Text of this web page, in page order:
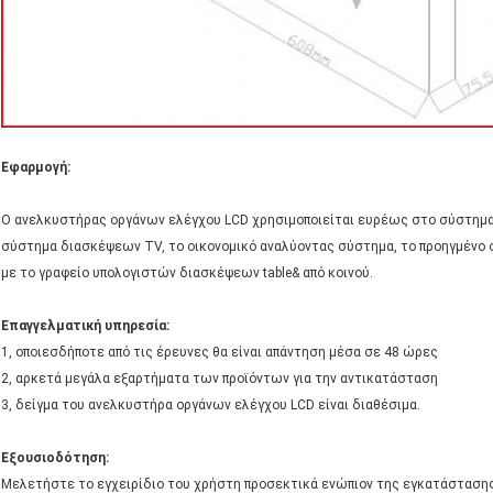
Εφαρμογή:
Ο ανελκυστήρας οργάνων ελέγχου LCD χρησιμοποιείται ευρέως στο
σύστημα διασκέψεων TV, το οικονομικό αναλύοντας σύστημα, το
με το γραφείο υπολογιστών διασκέψεων table& από κοινού.
Επαγγελματική υπηρεσία:
1, οποιεσδήποτε από τις έρευνες θα είναι απάντηση μέσα σε 48 ώρες
2, αρκετά μεγάλα εξαρτήματα των προϊόντων για την αντικατάσταση
3, δείγμα του ανελκυστήρα οργάνων ελέγχου LCD είναι διαθέσιμα.
Εξουσιοδότηση:
Μελετήστε το εγχειρίδιο του χρήστη προσεκτικά ενώπιον της